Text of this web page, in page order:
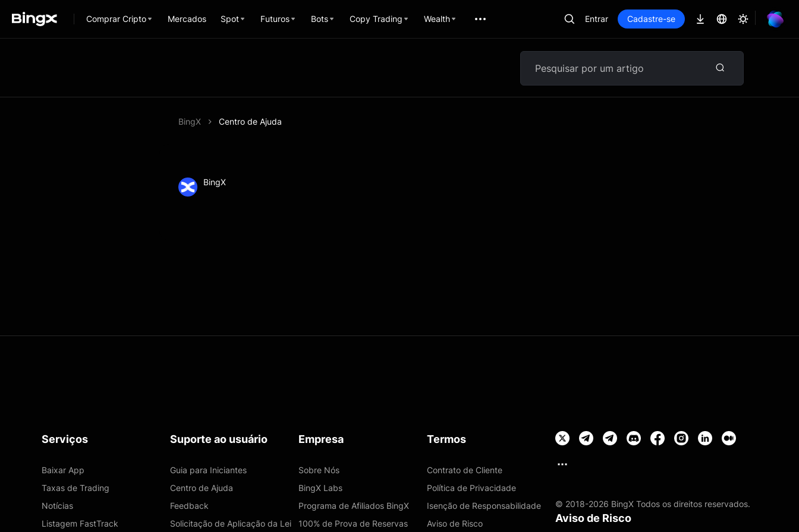
Comprar Cripto Mercados Spot Futuros Bots Copy Trading Wealth Entrar Cadastre-se
BingX Centro de Ajuda
BingX
Serviços
Baixar App
Taxas de Trading
Notícias
Listagem FastTrack
Suporte ao usuário
Guia para Iniciantes
Centro de Ajuda
Feedback
Solicitação de Aplicação da Lei
Empresa
Sobre Nós
BingX Labs
Programa de Afiliados BingX
100% de Prova de Reservas
Termos
Contrato de Cliente
Política de Privacidade
Isenção de Responsabilidade
Aviso de Risco
© 2018-2026 BingX Todos os direitos reservados.
Aviso de Risco